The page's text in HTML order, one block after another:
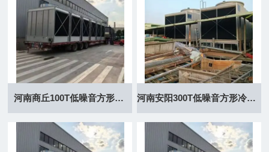
河南商丘100T低噪音方形冷却塔厂家 河南安阳300T低噪音方形冷却塔厂家